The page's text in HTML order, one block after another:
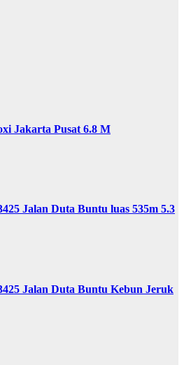
Jakarta Pusat 6.8 M
Jalan Duta Buntu luas 535m 5.3
Jalan Duta Buntu Kebun Jeruk